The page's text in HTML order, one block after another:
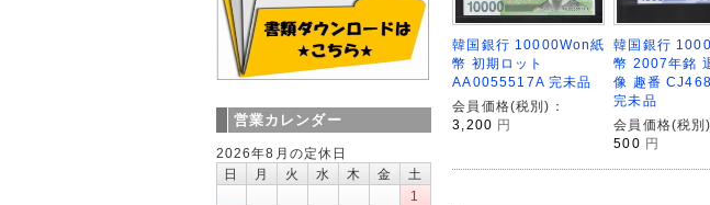
韓国銀行 10000Won紙
幣 初期ロット
AA0055517A 完未品
会員価格(税別)：
3,200 円
韓国銀行
幣 2007年銘
像 趣番
完未品
会員価格(税別)
500 円
営業カレンダー
2026年8月の定休日
日
月 火 水 木 金
土
1